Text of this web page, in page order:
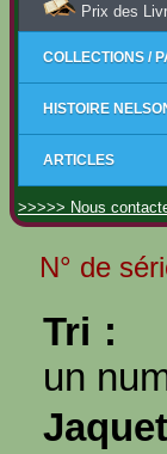
Prix des
COLLECTIONS /
HISTOIRE
ARTICLES
>>>>> Nous
N° de
Tri :
un